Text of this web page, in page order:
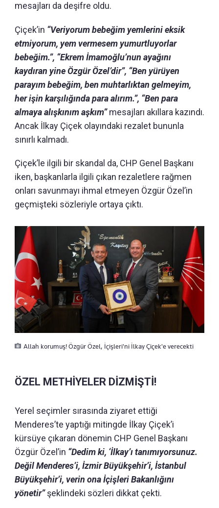
mesajları da deşifre oldu.
Çiçek’in “Veriyorum bebeğim yemlerini eksik
etmiyorum, yem vermesem yumurtluyorlar
bebeğim.”, “Ekrem İmamoğlu’nun ayağını
kaydıran yine Özgür Özel’dir”, “Ben yürüyen
parayım bebeğim, ben muhtarlıktan gelmeyim,
her işin karşılığında para alırım.”, “Ben para
almaya alışkınım aşkım”mesajları akıllara kazındı.
Ancak İlkay Çiçek olayındaki rezalet bununla
sınırlı kalmadı.
Çiçek’le ilgili bir skandal da, CHP Genel Başkanı
iken, başkanlarla ilgili çıkan rezaletlere rağmen
onları savunmayı ihmal etmeyen Özgür Özel’in
geçmişteki sözleriyle ortaya çıktı.
Allah korumuş! Özgür Özel, İçişleri'ni İlkay Çiçek'e verecekti
ÖZEL METHİYELER DİZMİŞTİ!
Yerel seçimler sırasında ziyaret ettiği
Menderes’te yaptığı mitingde İlkay Çiçek’i
kürsüye çıkaran dönemin CHP Genel Başkanı
Özgür Özel’in “Dedim ki, ‘İlkay’ı tanımıyorsunuz.
Değil Menderes’i, İzmir Büyükşehir’i, İstanbul
Büyükşehir’i, verin ona İçişleri Bakanlığını
yönetir”şeklindeki sözleri dikkat çekti.